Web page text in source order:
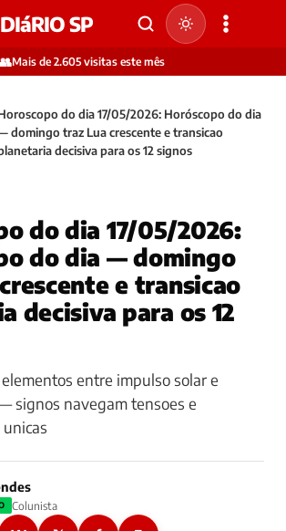
SP
👥Mais de 2.605 visitas este mês
do dia 17/05/2026: Horóscopo do dia
domingo traz Lua crescente e transicao
decisiva para os 12 signos
do dia 17/05/2026:
do dia — domingo
e transicao
decisiva para os 12
entre impulso solar e
signos navegam tensoes e
Colunista